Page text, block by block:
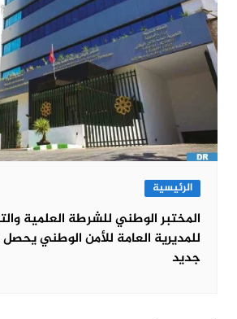
الرئيسية
المختبر الوطني للشرطة العلمية
للمديرية العامة للأمن الوطني
جديد